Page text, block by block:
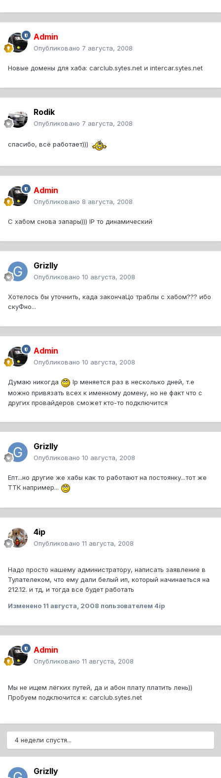
Admin
Опубликовано 7 августа, 2008
Новые домены для хаба: carclub.sytes.net и intercar.sytes.net
Rodik
Опубликовано 7 августа, 2008
спасибо, всё работает)))
Admin
Опубликовано 8 августа, 2008
С хабом снова запары))) IP то динамический
Grizlly
Опубликовано 10 августа, 2008
Хотелось бы уточнить, када закончаЦо траблы с хабом??? ибо
скуФно...
Admin
Опубликовано 10 августа, 2008
Думаю никогда
Ip меняется раз в несколько дней, т.е
можно привязать всех к именному домену, но не факт что с
других провайдеров сможет кто-то подключится
Grizlly
Опубликовано 10 августа, 2008
Епт...но другие же хабы как то работают на постоянку...тот же
ТТК например...
4ip
Опубликовано 11 августа, 2008
Надо просто нашему администратору, написать заявление в
Тулателеком, что ему дали белый ип, который начинаеться на
212.12. и тд, и тогда все будет работать
Изменено 11 августа, 2008 пользователем 4ip
Admin
Опубликовано 11 августа, 2008
Мы не ищем лёгких путей, да и абон плату платить лень))
Пробуем подключится к: carclub.sytes.net
4 недели спустя...
Grizlly